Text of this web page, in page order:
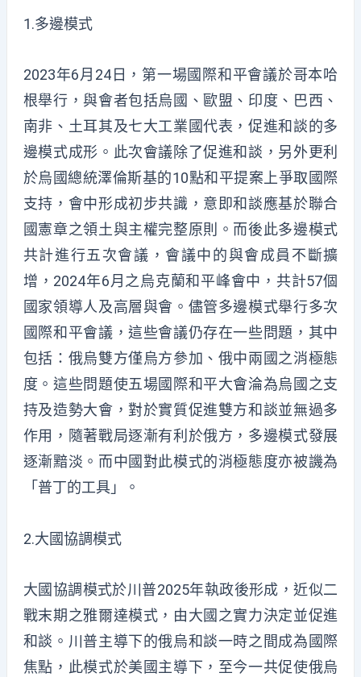
1.多邊模式
2023年6月24日，第一場國際和平會議於哥本哈
根舉行，與會者包括烏國、歐盟、印度、巴西、
南非、土耳其及七大工業國代表，促進和談的多
邊模式成形。此次會議除了促進和談，另外更利
於烏國總統澤倫斯基的10點和平提案上爭取國際
支持，會中形成初步共識，意即和談應基於聯合
國憲章之領土與主權完整原則。而後此多邊模式
共計進行五次會議，會議中的與會成員不斷擴
增，2024年6月之烏克蘭和平峰會中，共計57個
國家領導人及高層與會。儘管多邊模式舉行多次
國際和平會議，這些會議仍存在一些問題，其中
包括：俄烏雙方僅烏方參加、俄中兩國之消極態
度。這些問題使五場國際和平大會淪為烏國之支
持及造勢大會，對於實質促進雙方和談並無過多
作用，隨著戰局逐漸有利於俄方，多邊模式發展
逐漸黯淡。而中國對此模式的消極態度亦被譏為
「普丁的工具」。
2.大國協調模式
大國協調模式於川普2025年執政後形成，近似二
戰末期之雅爾達模式，由大國之實力決定並促進
和談。川普主導下的俄烏和談一時之間成為國際
焦點，此模式於美國主導下，至今一共促使俄烏